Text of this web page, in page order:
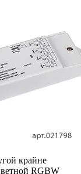
крайне
RGBW